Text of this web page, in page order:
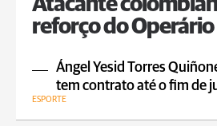
Atacante
reforço do
Ángel Yesid Torres
tem contrato até o fim de
ESPORTE